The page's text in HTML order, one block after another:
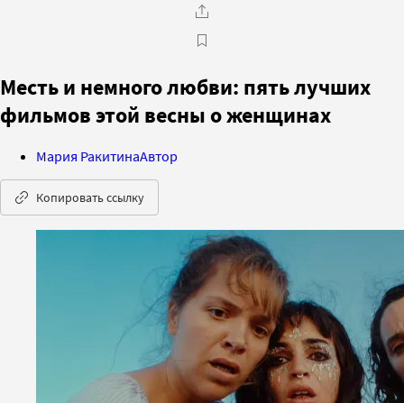
Месть и немного любви: пять лучших
фильмов этой весны о женщинах
Мария РакитинаАвтор
Копировать ссылку